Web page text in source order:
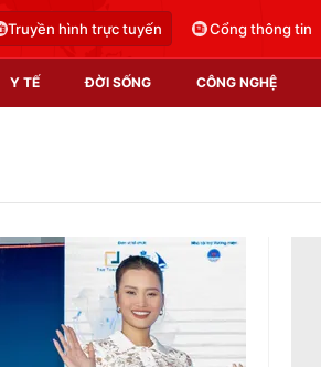
Truyền hình trực tuyến Cổng thông tin
Y TẾ ĐỜI SỐNG CÔNG NGHỆ
Video
Shorts video
Podcast